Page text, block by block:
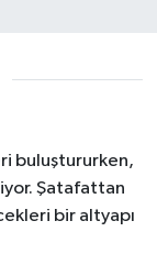
buluştururken,
Şatafattan
bir altyapı